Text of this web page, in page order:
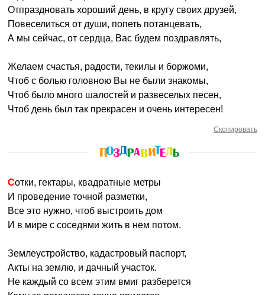
Отпраздновать хороший день, в кругу своих друзей,
Повеселиться от души, попеть потанцевать,
А мы сейчас, от сердца, Вас будем поздравлять,
Желаем счастья, радости, текилы и боржоми,
Чтоб с болью головною Вы не были знакомы,
Чтоб было много шалостей и развеселых песен,
Чтоб день был так прекрасен и очень интересен!
Скопировать
Сотки, гектары, квадратные метры
И проведение точной разметки,
Все это нужно, чтоб выстроить дом
И в мире с соседями жить в нем потом.
Землеустройство, кадастровый паспорт,
Акты на землю, и дачный участок.
Не каждый со всем этим вмиг разберется